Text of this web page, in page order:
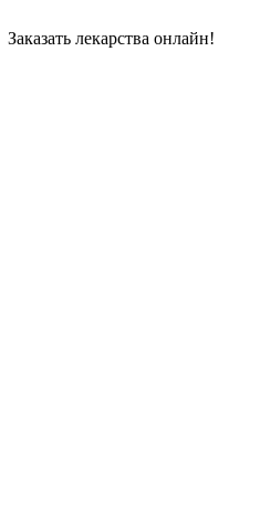
Заказать лекарства онлайн!